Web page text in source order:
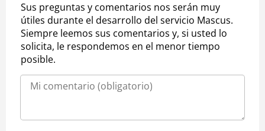
Sus preguntas y comentarios nos serán muy
útiles durante el desarrollo del servicio Mascus.
Siempre leemos sus comentarios y, si usted lo
solicita, le respondemos en el menor tiempo
posible.